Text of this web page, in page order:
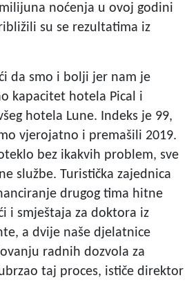
noćenja u ovoj godini
su se rezultatima iz
da smo i bolji jer nam je
kapacitet hotela Pical i
hotela Lune. Indeks je 99,
vjerojatno i premašili 2019.
bez ikakvih problem, sve
službe. Turistička zajednica
drugog tima hitne
i smještaja za doktora iz
a dvije naše djelatnice
radnih dozvola za
taj proces, ističe direktor